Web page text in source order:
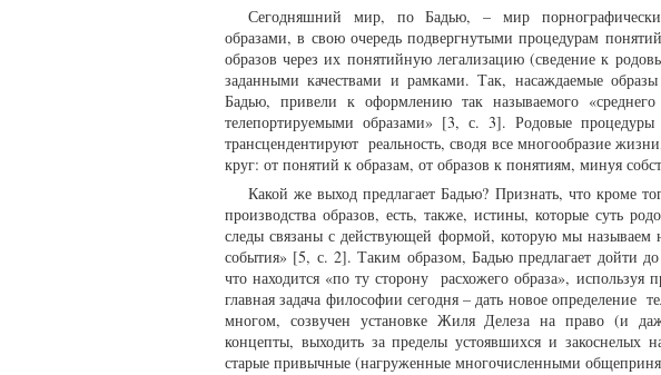
Сегодняшний мир, по Бадью, – мир
образами, в свою очередь подвергнутыми процедурам
образов через их понятийную легализацию (сведение к
заданными качествами и рамками. Так, насаждаемые
Бадью, привели к оформлению так называемого
телепортируемыми образами» [3, с. 3]. Родовые
трансцендентируют реальность, сводя все многообразие
круг: от понятий к образам, от образов к понятиям, минуя
Какой же выход предлагает Бадью? Признать, что кроме
производства образов, есть, также, истины, которые суть
следы связаны с действующей формой, которую мы называем
события» [5, с. 2]. Таким образом, Бадью предлагает дойти
что находится «по ту сторону расхожего образа»,
главная задача философии сегодня – дать новое
многом, созвучен установке Жиля Делеза на право (и
концепты, выходить за пределы устоявшихся и закоснелых
старые привычные (нагруженные многочисленными